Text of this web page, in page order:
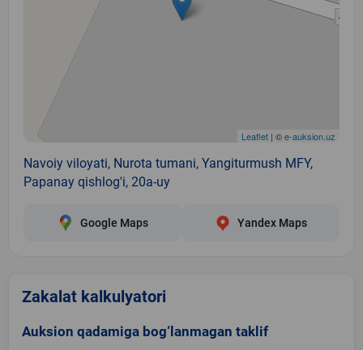
Leaflet | ©e-auksion.uz
Navoiy viloyati, Nurota tumani, Yangiturmush MFY,
Papanay qishlog'i, 20a-uy
Google Maps Yandex Maps
Zakalat kalkulyatori
Auksion qadamiga bog‘lanmagan taklif